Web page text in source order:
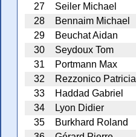
27
Seiler Michael
28
Bennaim Michael
29
Beuchat Aidan
30
Seydoux Tom
31
Portmann Max
32
Rezzonico Patricia
33
Haddad Gabriel
34
Lyon Didier
35
Burkhard Roland